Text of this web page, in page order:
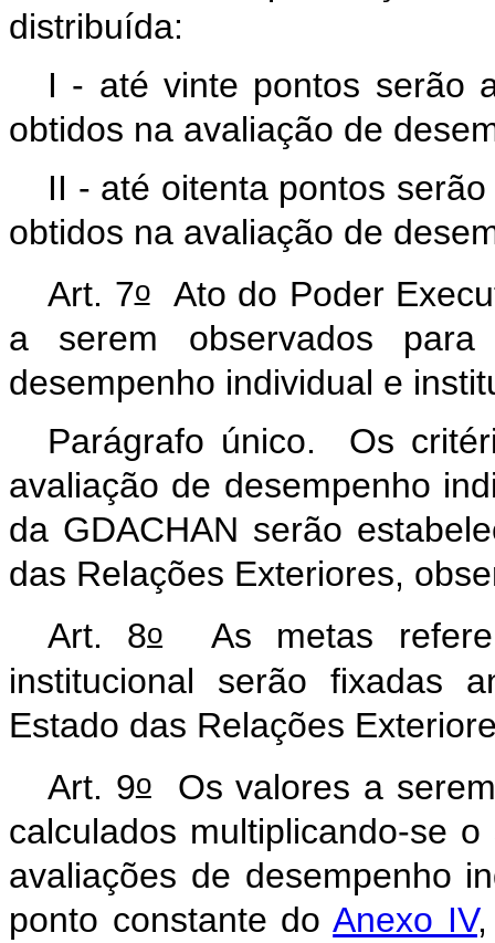
distribuída:
I - até vinte pontos serão
obtidos na avaliação de
II - até oitenta pontos
obtidos na avaliação de
Art. 7oAto do Poder
a serem observados
desempenho individual e
Parágrafo único. Os
avaliação de desempenho
da GDACHAN serão
das Relações Exteriores,
Art. 8oAs metas
institucional serão fixadas
Estado das Relações
Art. 9oOs valores a serem
calculados multiplicando-se
avaliações de desempenho
ponto constante doAnexo IV,